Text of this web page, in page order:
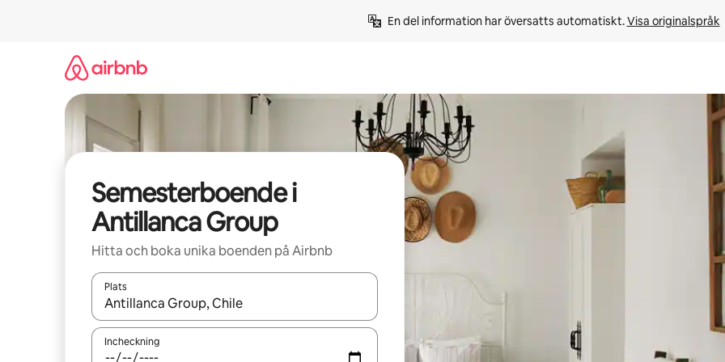
En del information har översatts automatiskt. Visa originalspråk
Semesterboende i
Antillanca Group
Hitta och boka unika boenden på Airbnb
Plats
När resultaten är tillgängliga kan du navigera med upp- och nedåtpilarna eller utforska genom att trycka eller svepa.
Incheckning